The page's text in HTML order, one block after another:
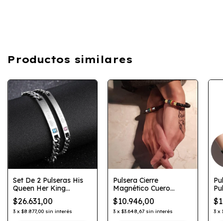
Productos similares
Set De 2 Pulseras His
Queen Her King
Parejas Plateadas
$26.631,00
3 x $8.877,00 sin interés
Pulsera Cierre
Magnético Cuero
Orgullo Pride Lgbt
$10.946,00
3 x$3.648,67 sin interés 3 x